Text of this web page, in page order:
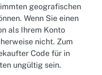
geografischen
Wenn Sie einen
als Ihrem Konto
nicht. Zum
Code für in
ungültig sein.